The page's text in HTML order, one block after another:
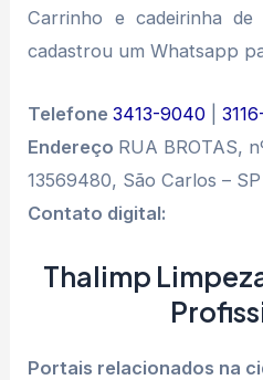
Carrinho e cadeirinha
cadastrou um Whatsapp
Telefone3413-9040 |
Endereço RUA BROTAS,
13569480, São Carlos –
Contato digital:
Thalimp
Portais relacionados na